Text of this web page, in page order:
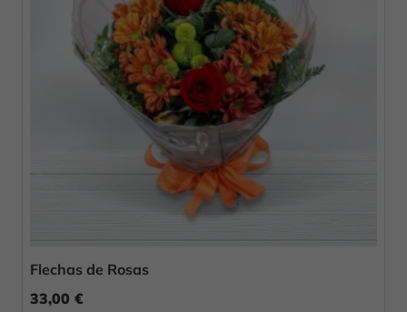
Flechas de Rosas
33,00 €